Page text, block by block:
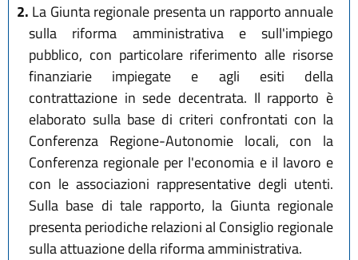
2. La Giunta regionale presenta un rapporto annuale
sulla riforma amministrativa e sull'impiego
pubblico, con particolare riferimento alle risorse
finanziarie impiegate e agli esiti della
contrattazione in sede decentrata. Il rapporto è
elaborato sulla base di criteri confrontati con la
Conferenza Regione-Autonomie locali, con la
Conferenza regionale per l'economia e il lavoro e
con le associazioni rappresentative degli utenti.
Sulla base di tale rapporto, la Giunta regionale
presenta periodiche relazioni al Consiglio regionale
sulla attuazione della riforma amministrativa.